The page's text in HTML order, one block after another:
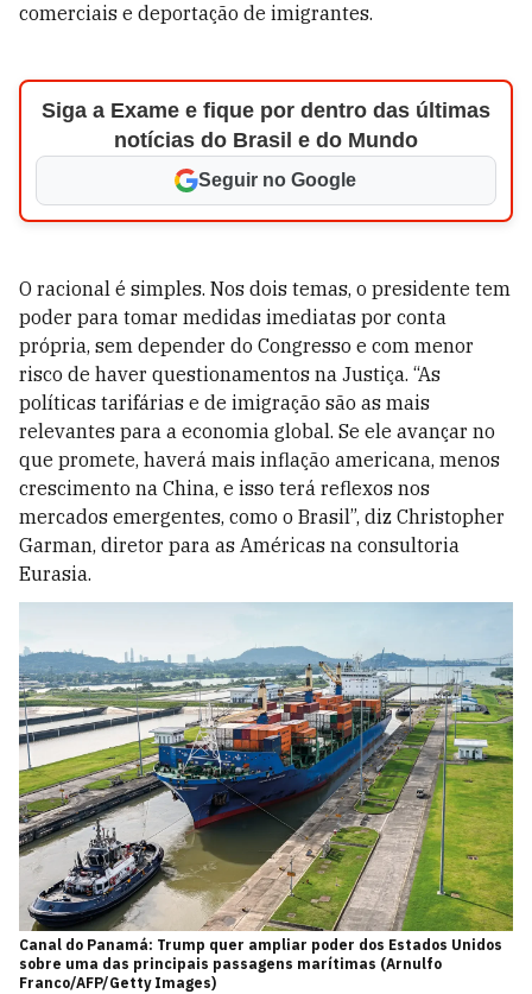
comerciais e deportação de imigrantes.
Siga a Exame e fique por dentro das últimas
notícias do Brasil e do Mundo
Seguir no Google
O racional é simples. Nos dois temas, o presidente tem
poder para tomar medidas imediatas por conta
própria, sem depender do Congresso e com menor
risco de haver questionamentos na Justiça. “As
políticas tarifárias e de imigração são as mais
relevantes para a economia global. Se ele avançar no
que promete, haverá mais inflação americana, menos
crescimento na China, e isso terá reflexos nos
mercados emergentes, como o Brasil”, diz Christopher
Garman, diretor para as Américas na consultoria
Eurasia.
Canal do Panamá: Trump quer ampliar poder dos Estados Unidos
sobre uma das principais passagens marítimas (Arnulfo
Franco/AFP/Getty Images)